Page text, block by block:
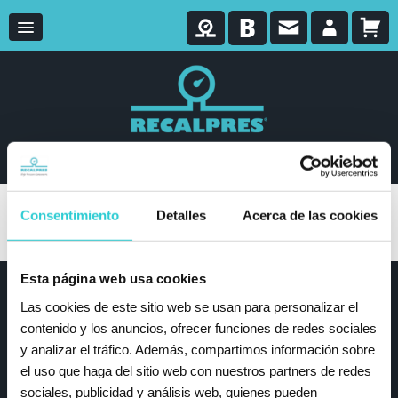
Consentimiento Detalles Acerca de las cookies
Esta página web usa cookies
Las cookies de este sitio web se usan para personalizar el
contenido y los anuncios, ofrecer funciones de redes sociales
y analizar el tráfico. Además, compartimos información sobre
el uso que haga del sitio web con nuestros partners de redes
sociales, publicidad y análisis web, quienes pueden
Recalpres
Productos
Recalpres
Blog